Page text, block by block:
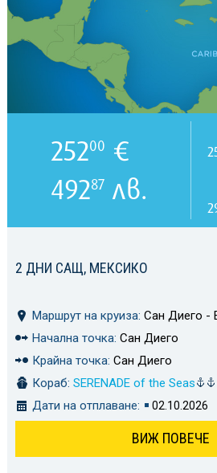
2 ДНИ САЩ, МЕКСИКО
Маршрут на круиза: Сан Диего -
Начална точка: Сан Диего
Крайна точка: Сан Диего
Кораб: SERENADE of the Seas
Дати на отплаване:
02.10.2026
ВИЖ ПОВЕЧЕ
25200 €
49287 лв.